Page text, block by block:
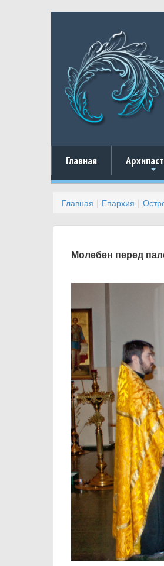
Главная
+
Главная Епархия
Молебен перед